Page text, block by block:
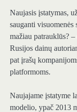
Naujasis įstatymas,
sauganti visuomenės
mažiau patrauklūs?
Rusijos dainų
pat įrašų
platformoms.
Naujajame įstatyme
modelio, ypač 2013